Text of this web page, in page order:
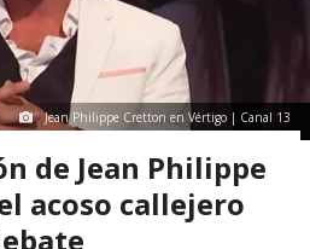
Jean Philippe Cretton en Vértigo | Canal 13
de Jean Philippe
acoso callejero